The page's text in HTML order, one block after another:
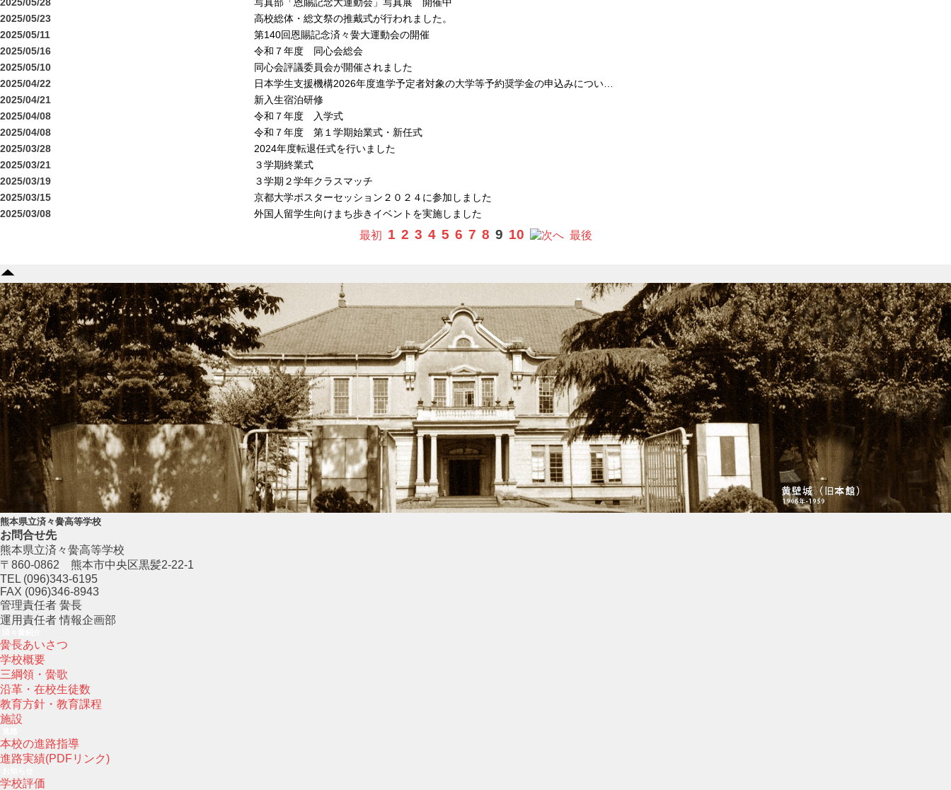
2025/05/28
写真部「恩賜記念大運動会」写真展 開催中
2025/05/23
高校総体・総文祭の推戴式が行われました。
2025/05/11
第140回恩賜記念済々黌大運動会の開催
2025/05/16
令和７年度 同心会総会
2025/05/10
同心会評議委員会が開催されました
2025/04/22
日本学生支援機構2026年度進学予定者対象の大学等予約奨学金の申込みについ…
2025/04/21
新入生宿泊研修
2025/04/08
令和７年度 入学式
2025/04/08
令和７年度 第１学期始業式・新任式
2025/03/28
2024年度転退任式を行いました
2025/03/21
３学期終業式
2025/03/19
３学期２学年クラスマッチ
2025/03/15
京都大学ポスターセッション２０２４に参加しました
2025/03/08
外国人留学生向けまち歩きイベントを実施しました
最初 1 2 3 4 5 6 7 8 9 10 へ 最後
熊本県立済々黌高等学校
お問合せ先
熊本県立済々黌高等学校
〒860-0862 熊本市中央区黒髪2-22-1
TEL (096)343-6195
FAX (096)346-8943
管理責任者 黌長
運用責任者 情報企画部
黌長あいさつ
学校概要
三綱領・黌歌
沿革・在校生徒数
教育方針・教育課程
施設
本校の進路指導
進路実績(PDFリンク)
学校評価